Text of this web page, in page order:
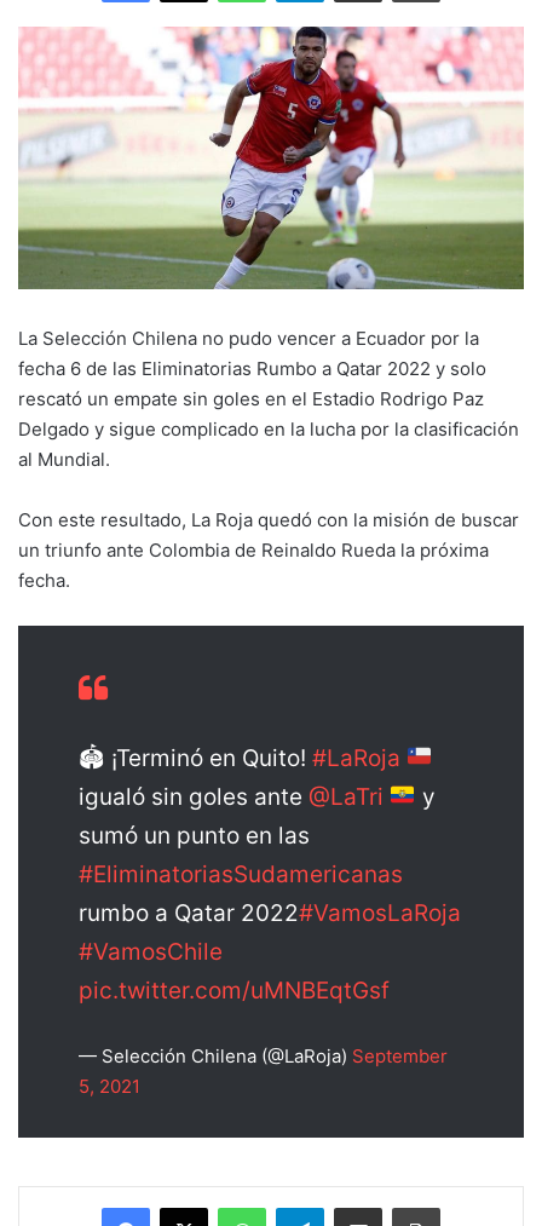
La Selección Chilena no pudo vencer a Ecuador por la
fecha 6 de las Eliminatorias Rumbo a Qatar 2022 y solo
rescató un empate sin goles en el Estadio Rodrigo Paz
Delgado y sigue complicado en la lucha por la clasificación
al Mundial.
Con este resultado, La Roja quedó con la misión de buscar
un triunfo ante Colombia de Reinaldo Rueda la próxima
fecha.
🏟 ¡Terminó en Quito! #LaRoja
igualó sin goles ante @LaTri
y
sumó un punto en las
#EliminatoriasSudamericanas
rumbo a Qatar 2022#VamosLaRoja
#VamosChile
pic.twitter.com/uMNBEqtGsf
— Selección Chilena (@LaRoja) September
5, 2021
Facebook
X WhatsAppTelegramEnviar vía email Imprimir